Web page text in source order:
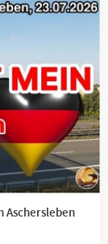
Aschersleben